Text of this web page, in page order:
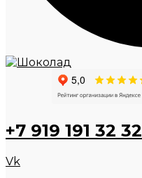
+7 919 191 32 32
Vk